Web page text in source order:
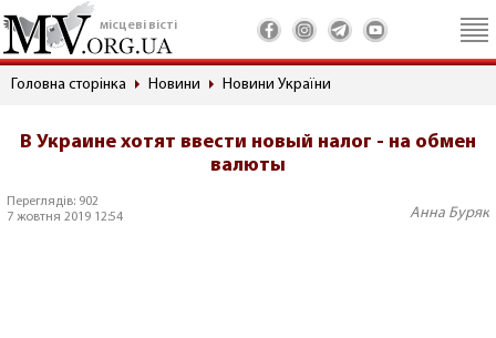
місцеві вісті
Головна сторінка Новини Новини України
В Украине хотят ввести новый налог - на обмен
валюты
Переглядів: 902
7 жовтня 2019 12:54
Анна Буряк